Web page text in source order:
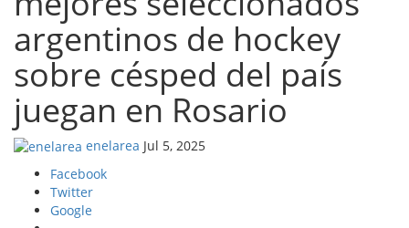
argentinos de hockey
sobre césped del país
juegan en Rosario
enelarea Jul 5, 2025
Facebook
Twitter
Google